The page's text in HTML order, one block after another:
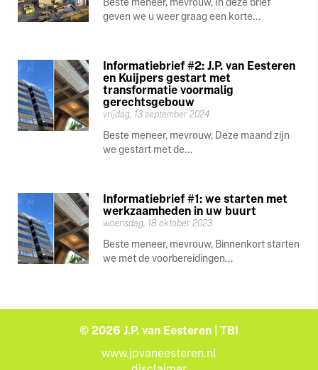
geven we u weer graag een korte...
Informatiebrief #2: J.P. van Eesteren
en Kuijpers gestart met
transformatie voormalig
gerechtsgebouw
vrijdag, 13 september 2024
Beste meneer, mevrouw, Deze maand zijn
we gestart met de...
Informatiebrief #1: we starten met
werkzaamheden in uw buurt
woensdag, 18 oktober 2023
Beste meneer, mevrouw, Binnenkort starten
we met de voorbereidingen...
© 2026 J.P. van Eesteren | TBI
www.jpvaneesteren.nl